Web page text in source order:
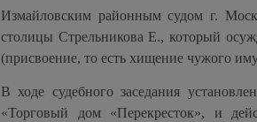
Измайловским районным судом г.
столицы Стрельникова Е., который
(присвоение, то есть хищение чужого
В ходе судебного заседания
«Торговый дом «Перекресток», и